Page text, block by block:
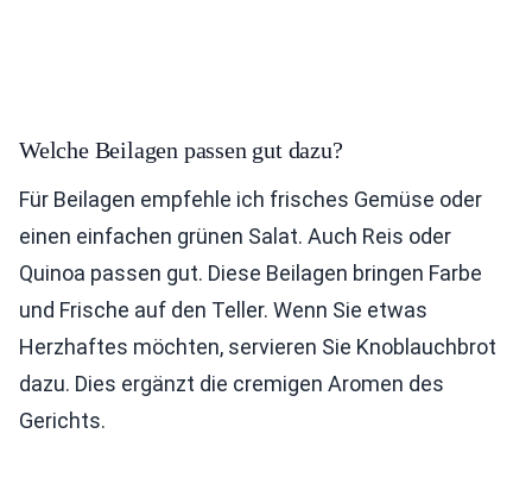
Welche Beilagen passen gut dazu?
Für Beilagen empfehle ich frisches Gemüse oder
einen einfachen grünen Salat. Auch Reis oder
Quinoa passen gut. Diese Beilagen bringen Farbe
und Frische auf den Teller. Wenn Sie etwas
Herzhaftes möchten, servieren Sie Knoblauchbrot
dazu. Dies ergänzt die cremigen Aromen des
Gerichts.